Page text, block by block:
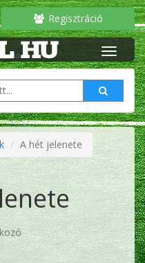
Regisztráció
A hét jelenete